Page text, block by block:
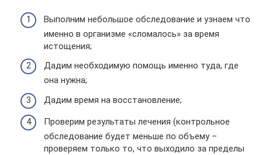
Выполним небольшое обследование и узнаем что
именно в организме «сломалось» за время
истощения;
Дадим необходимую помощь именно туда, где
она нужна;
Дадим время на восстановление;
Проверим результаты лечения (контрольное
обследование будет меньше по объему –
проверяем только то, что выходило за пределы